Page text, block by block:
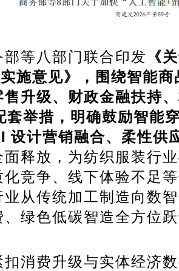
等八部门联合印发 《
施意见》，围绕智能
售升级、财政金融扶持
套举措，明确鼓励智能
设计营销融合、柔性供
释放，为纺织服装行
化竞争、线下体验不足
从传统加工制造向数
绿色低碳智造全方位
扣消费升级与实体经济